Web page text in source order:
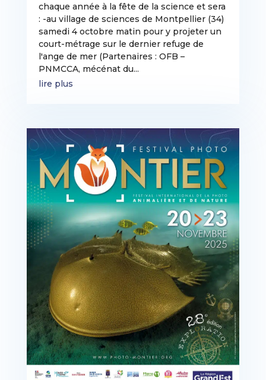
chaque année à la fête de la science et sera
: -au village de sciences de Montpellier (34)
samedi 4 octobre matin pour y projeter un
court-métrage sur le dernier refuge de
l'ange de mer (Partenaires : OFB –
PNMCCA, mécénat du...
lire plus